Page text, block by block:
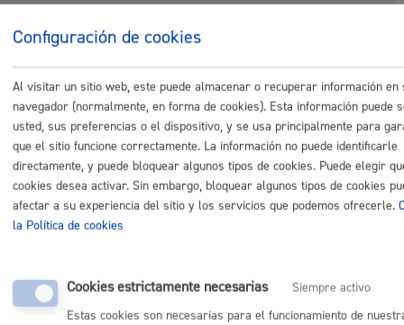
P_1117-
Comunícate con el Ayuntamiento de Donostia / San
Sebastián
Buzón de la ciudadanía
Informar de un error en la web
Configuración de cookies
Al visitar un sitio web, este puede almacenar o recuperar información en
navegador (normalmente, en forma de cookies). Esta información puede
usted, sus preferencias o el dispositivo, y se usa principalmente para
que el sitio funcione correctamente. La información no puede identificarle
directamente, y puede bloquear algunos tipos de cookies. Puede elegir
cookies desea activar. Sin embargo, bloquear algunos tipos de cookies
afectar a su experiencia del sitio y los servicios que podemos ofrecerle.
la Política de cookies
Cookies estrictamente necesarias
Siempre activo
Estas cookies son necesarias para el funcionamiento de